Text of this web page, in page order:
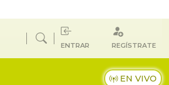
ENTRAR REGÍSTRATE
EN VIVO